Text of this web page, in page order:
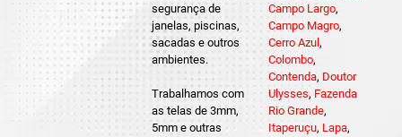
segurança de
janelas, piscinas,
sacadas e outros
ambientes.
Trabalhamos com
as telas de 3mm,
5mm e outras
Campo Largo,
Campo Magro,
Cerro Azul ,
Colombo,
Contenda, Doutor
Ulysses, Fazenda
Rio Grande,
Itaperuçu, Lapa,